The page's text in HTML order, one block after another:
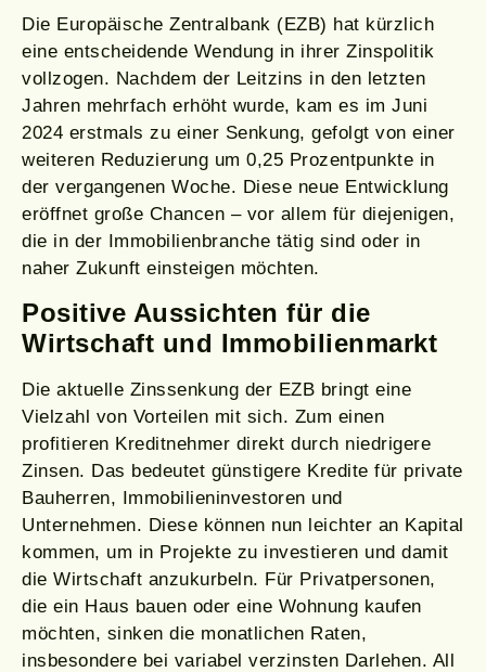
Die Europäische Zentralbank (EZB) hat kürzlich
eine entscheidende Wendung in ihrer Zinspolitik
vollzogen. Nachdem der Leitzins in den letzten
Jahren mehrfach erhöht wurde, kam es im Juni
2024 erstmals zu einer Senkung, gefolgt von einer
weiteren Reduzierung um 0,25 Prozentpunkte in
der vergangenen Woche. Diese neue Entwicklung
eröffnet große Chancen – vor allem für diejenigen,
die in der Immobilienbranche tätig sind oder in
naher Zukunft einsteigen möchten.
Positive Aussichten für die
Wirtschaft und Immobilienmarkt
Die aktuelle Zinssenkung der EZB bringt eine
Vielzahl von Vorteilen mit sich. Zum einen
profitieren Kreditnehmer direkt durch niedrigere
Zinsen. Das bedeutet günstigere Kredite für private
Bauherren, Immobilieninvestoren und
Unternehmen. Diese können nun leichter an Kapital
kommen, um in Projekte zu investieren und damit
die Wirtschaft anzukurbeln. Für Privatpersonen,
die ein Haus bauen oder eine Wohnung kaufen
möchten, sinken die monatlichen Raten,
insbesondere bei variabel verzinsten Darlehen. All